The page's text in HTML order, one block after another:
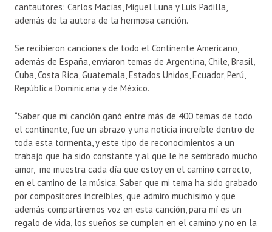
cantautores: Carlos Macías, Miguel Luna y Luis Padilla,
además de la autora de la hermosa canción.
Se recibieron canciones de todo el Continente Americano,
además de España, enviaron temas de Argentina, Chile, Brasil,
Cuba, Costa Rica, Guatemala, Estados Unidos, Ecuador, Perú,
República Dominicana y de México.
“Saber que mi canción ganó entre más de 400 temas de todo
el continente, fue un abrazo y una noticia increíble dentro de
toda esta tormenta, y este tipo de reconocimientos a un
trabajo que ha sido constante y al que le he sembrado mucho
amor, me muestra cada día que estoy en el camino correcto,
en el camino de la música. Saber que mi tema ha sido grabado
por compositores increíbles, que admiro muchísimo y que
además compartiremos voz en esta canción, para mí es un
regalo de vida, los sueños se cumplen en el camino y no en la